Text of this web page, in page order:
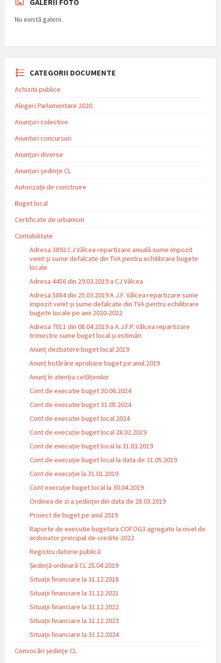
Nu există galerii.
CATEGORII DOCUMENTE
Achizitii publice
Alegeri Parlamentare 2020
Anunțuri colective
Anunturi concursuri
Anunțuri diverse
Anunțuri ședințe CL
Autorizații de construire
Buget local
Certificate de urbanism
Contabilitate
Adresa 3892 CJ Vâlcea repartizare anuală sume impozit
venit și sume defalcate din TVA pentru echilibrare bugete
locale
Adresa 4456 din 29.03.2019 a CJ Vâlcea
Adresa 5884 din 25.03.2019 A.J.F. Vâlcea repartizare sume
impozit venit și sume defalcate din TVA pentru echilibrare
bugete locale pe anii 2020-2022
Adresa 7011 din 08.04.2019 a A.J.F.P. Vâlcea repartizare
trimestre sume buget local și estimări
Anunț dezbatere buget local 2019
Anunț hotărâre aprobare buget pe anul 2019
Anunț în atenția cetățenilor
Cont de executie buget 30.06.2024
Cont de executie buget 31.05.2024
Cont de executie buget local 2024
Cont de execuție buget local 28.02.2019
Cont de execuție buget local la 31.03.2019
Cont de execuție buget local la data de 31.05.2019
Cont de execuție la 31.01.2019
Cont execuție buget local la 30.04.2019
Ordinea de zi a ședinței din data de 28.03.2019
Proiect de buget pe anul 2019
Raporte de executie bugetara COFOG3 agregate la nivel de
ordonator principal de credite 2022
Registru datorie publică
Ședință ordinară CL 25.04.2019
Situații financiare la 31.12.2018
Situaţii financiare la 31.12.2021
Situaţii financiare la 31.12.2022
Situații financiare la 31.12.2023
Situaţii financiare la 31.12.2024
Convocări ședințe CL